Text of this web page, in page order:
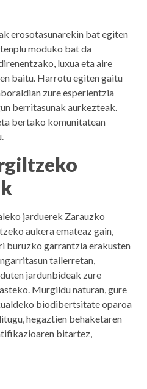
erosotasunarekin bat egiten
moduko bat da
luxua eta aire
baitu. Harrotu egiten gaitu
zure esperientzia
berritasunak aurkezteak.
bertako komunitatean
jarduerek Zarauzko
aukera emateaz gain,
buruzko garrantzia erakusten
tailerretan,
jardunbideak zure
Murgildu naturan, gure
biodibertsitate oparoa
hegaztien behaketaren
bitartez,